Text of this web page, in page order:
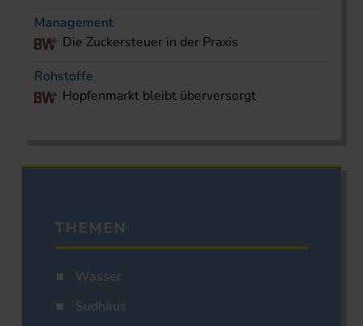
Management
Die Zuckersteuer in der Praxis
Rohstoffe
Hopfenmarkt bleibt überversorgt
THEMEN
Wasser
Sudhaus